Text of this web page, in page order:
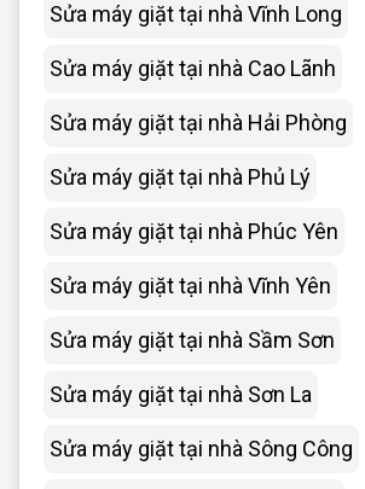
Sửa máy giặt tại nhà Vĩnh Long
Sửa máy giặt tại nhà Cao Lãnh
Sửa máy giặt tại nhà Hải Phòng
Sửa máy giặt tại nhà Phủ Lý
Sửa máy giặt tại nhà Phúc Yên
Sửa máy giặt tại nhà Vĩnh Yên
Sửa máy giặt tại nhà Sầm Sơn
Sửa máy giặt tại nhà Sơn La
Sửa máy giặt tại nhà Sông Công